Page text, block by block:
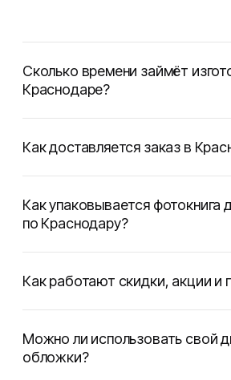
Сколько времени займёт
Краснодаре?
Как доставляется заказ в
Как упаковывается фотокнига
по Краснодару?
Как работают скидки, акции и
Можно ли использовать свой
обложки?